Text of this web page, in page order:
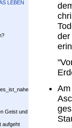
LEBEN
Geist und
aufgeht
der